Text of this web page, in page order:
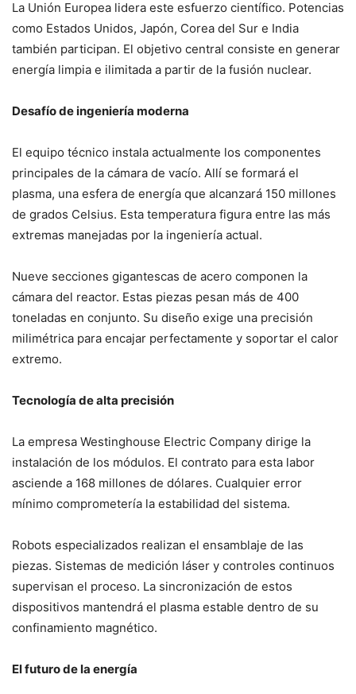
La Unión Europea lidera este esfuerzo científico. Potencias
como Estados Unidos, Japón, Corea del Sur e India
también participan. El objetivo central consiste en generar
energía limpia e ilimitada a partir de la fusión nuclear.
Desafío de ingeniería moderna
El equipo técnico instala actualmente los componentes
principales de la cámara de vacío. Allí se formará el
plasma, una esfera de energía que alcanzará 150 millones
de grados Celsius. Esta temperatura figura entre las más
extremas manejadas por la ingeniería actual.
Nueve secciones gigantescas de acero componen la
cámara del reactor. Estas piezas pesan más de 400
toneladas en conjunto. Su diseño exige una precisión
milimétrica para encajar perfectamente y soportar el calor
extremo.
Tecnología de alta precisión
La empresa Westinghouse Electric Company dirige la
instalación de los módulos. El contrato para esta labor
asciende a 168 millones de dólares. Cualquier error
mínimo comprometería la estabilidad del sistema.
Robots especializados realizan el ensamblaje de las
piezas. Sistemas de medición láser y controles continuos
supervisan el proceso. La sincronización de estos
dispositivos mantendrá el plasma estable dentro de su
confinamiento magnético.
El futuro de la energía